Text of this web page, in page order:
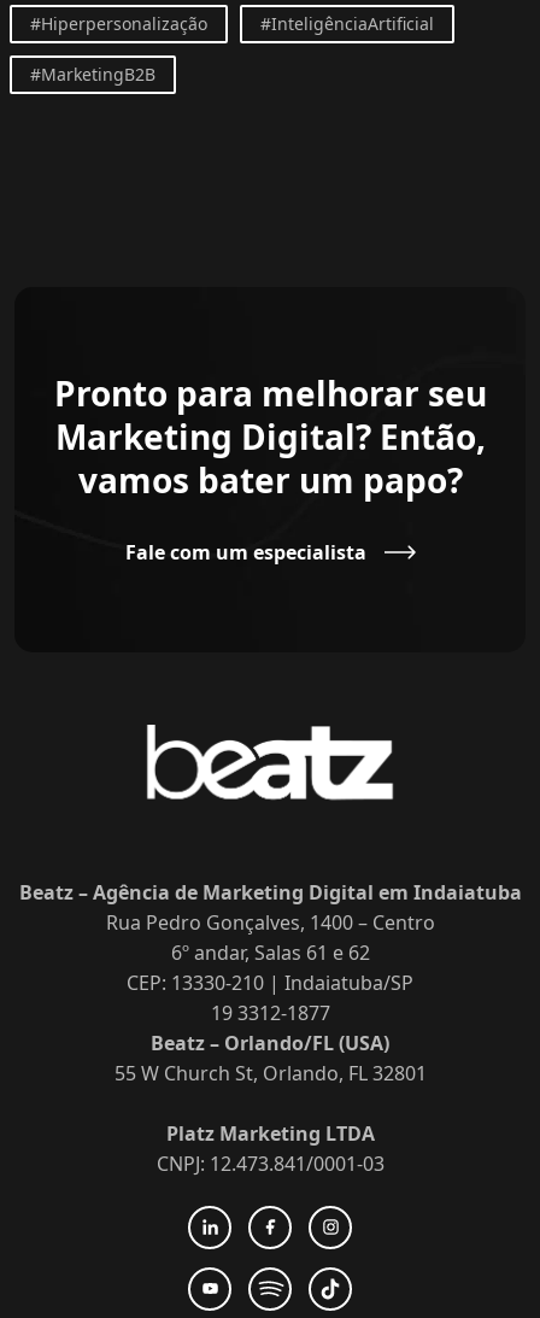
#Hiperpersonalização #InteligênciaArtificial
#MarketingB2B
Pronto para melhorar seu
Marketing Digital? Então,
vamos bater um papo?
Fale com um especialista
Beatz – Agência de Marketing Digital em Indaiatuba
Rua Pedro Gonçalves, 1400 – Centro
6º andar, Salas 61 e 62
CEP: 13330-210 | Indaiatuba/SP
19 3312-1877
Beatz – Orlando/FL (USA)
55 W Church St, Orlando, FL 32801
Platz Marketing LTDA
CNPJ: 12.473.841/0001-03